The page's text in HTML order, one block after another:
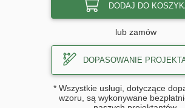
DODAJ DO
lub zamów
DOPASOWANIE
* Wszystkie usługi, dotyczące
wzoru, są wykonywane